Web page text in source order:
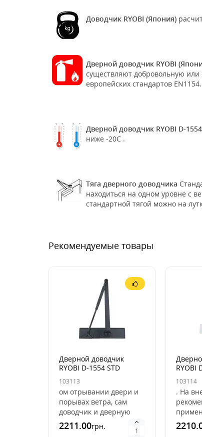
Доводчик RYOBI (Япония)
Дверной доводчик RYOBI
существляют добровольную
европейских стандартов EN1154.
Дверной доводчик RYOBI D-
ниже -20С .
Тяга дверного доводчика
находиться на одном уровне с
стандартной тягой можно на
Рекомендуемые товары
Дверной доводчик
RYOBI D-1554 STD
GREY_ANTHRACITE FIRE
[80кг|1100мм]
103113
ом отрывании двери и
порывах ветра, сам
доводчик и дверную
коробку. Некоторые
доводчики снабжены
2211.00грн.
RYOBI
FIRE
103114
. На